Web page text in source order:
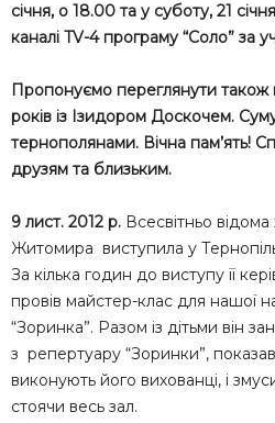
січня, о 18.00 та у суботу, 21
каналі TV-4 програму “Соло” за
Пропонуємо переглянути також
років із Ізидором Доскочем.
тернополянами. Вічна пам’ять!
друзям та близьким.
9 лист. 2012 р. Всесвітньо
Житомира виступила у
За кілька годин до виступу її
провів майстер-клас для нашої
“Зоринка”. Разом із дітьми він
з репертуару “Зоринки”, показав
виконують його вихованці, і
стоячи весь зал.